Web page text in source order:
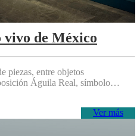
de México
piezas, entre objetos
Águila Real, símbolo…
Ver más